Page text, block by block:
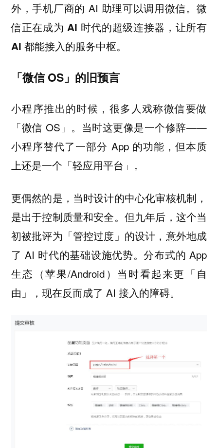
外，手机厂商的 AI 助理可以调用微信。微
信正在成为 AI 时代的超级连接器，让所有
AI 都能接入的服务中枢。
「微信 OS」的旧预言
小程序推出的时候，很多人戏称微信要做
「微信 OS」。当时这更像是一个修辞——
小程序替代了一部分 App 的功能，但本质
上还是一个「轻应用平台」。
更偶然的是，当时设计的中心化审核机制，
是出于控制质量和安全。但九年后，这个当
初被批评为「管控过度」的设计，意外地成
了 AI 时代的基础设施优势。分布式的 App
生态（苹果/Android）当时看起来更「自
由」，现在反而成了 AI 接入的障碍。